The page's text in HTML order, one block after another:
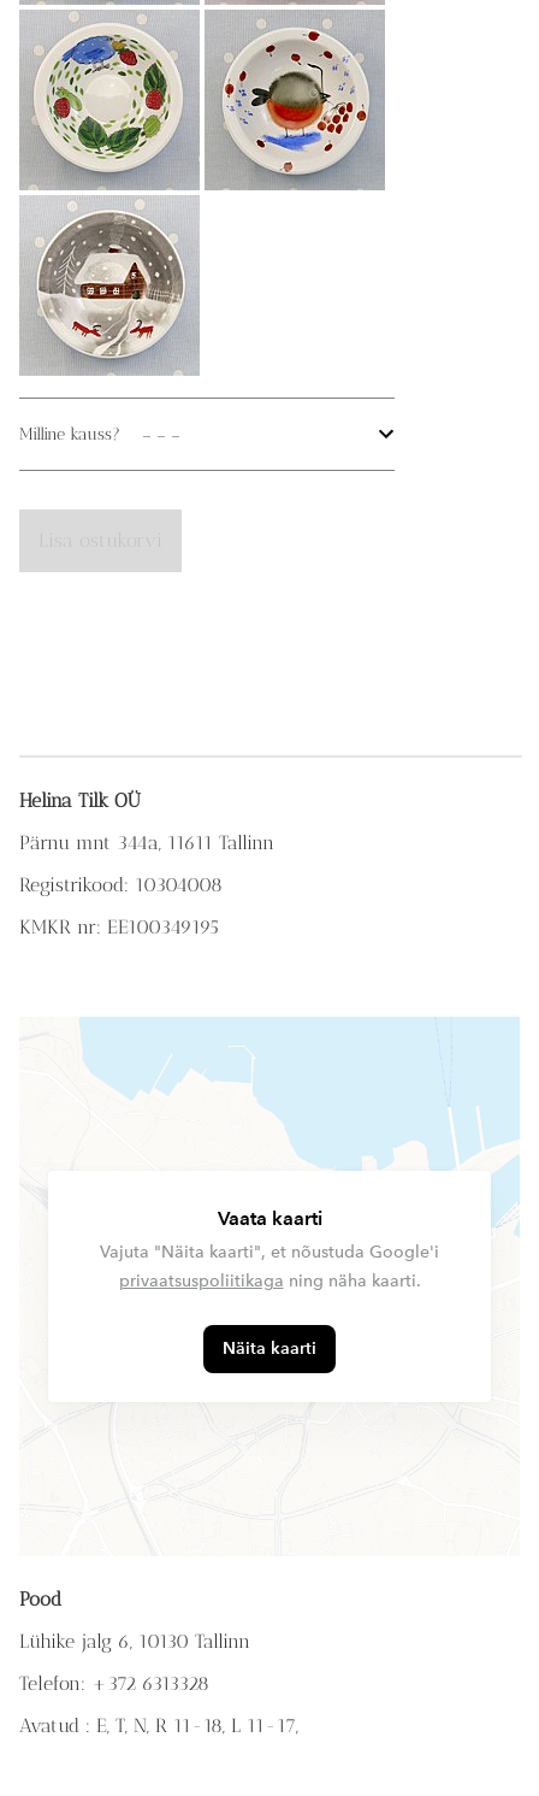
Milline kauss?
Helina Tilk OÜ
Pärnu mnt 344a, 11611 Tallinn
Registrikood: 10304008
KMKR nr: EE100349195
Vaata kaarti
Vajuta "Näita kaarti", et nõustuda Google'i
privaatsuspoliitikaga ning näha kaarti.
Näita kaarti
Pood
Lühike jalg 6, 10130 Tallinn
Telefon: +372 6313328
Avatud : E, T, N, R 11-18, L 11-17,